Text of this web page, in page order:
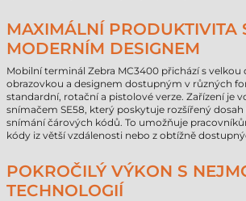
MAXIMÁLNÍ PRODUKTIVITA
MODERNÍM DESIGNEM
Mobilní terminál Zebra MC3400 přichází s
obrazovkou a designem dostupným v různých
standardní, rotační a pistolové verze. Zařízení je
snímačem SE58, který poskytuje rozšířený
snímání čárových kódů. To umožňuje
kódy iz větší vzdálenosti nebo z obtížně
POKROČILÝ VÝKON S
TECHNOLOGIÍ